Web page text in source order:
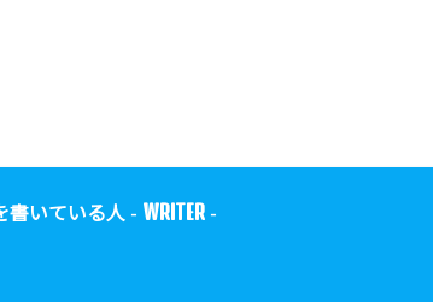
書いている人 - WRITER -